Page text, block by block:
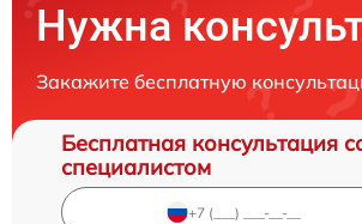
Нужна
Закажите бесплатную
Бесплатная консультация
специалистом